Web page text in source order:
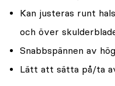
Kan justeras runt
och över
Snabbspännen av
Lätt att sätta på/ta